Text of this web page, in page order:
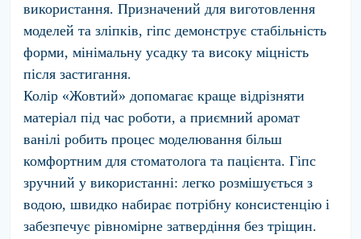
використання. Призначений для виготовлення
моделей та зліпків, гіпс демонструє стабільність
форми, мінімальну усадку та високу міцність
після застигання.
Колір «Жовтий» допомагає краще відрізняти
матеріал під час роботи, а приємний аромат
ванілі робить процес моделювання більш
комфортним для стоматолога та пацієнта. Гіпс
зручний у використанні: легко розмішується з
водою, швидко набирає потрібну консистенцію і
забезпечує рівномірне затвердіння без тріщин.